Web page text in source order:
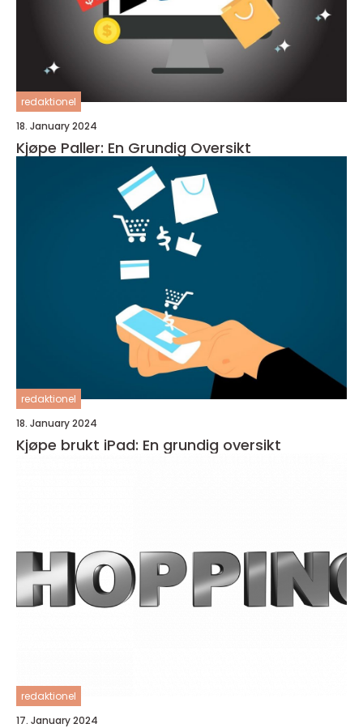
redaktionel
18. January 2024
Kjøpe Paller: En Grundig Oversikt
redaktionel
18. January 2024
Kjøpe brukt iPad: En grundig oversikt
redaktionel
17. January 2024